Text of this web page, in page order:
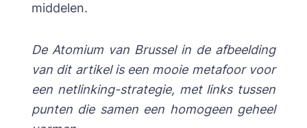
middelen.
De Atomium van Brussel in de afbeelding
van dit artikel is een mooie metafoor voor
een netlinking-strategie, met links tussen
punten die samen een homogeen geheel